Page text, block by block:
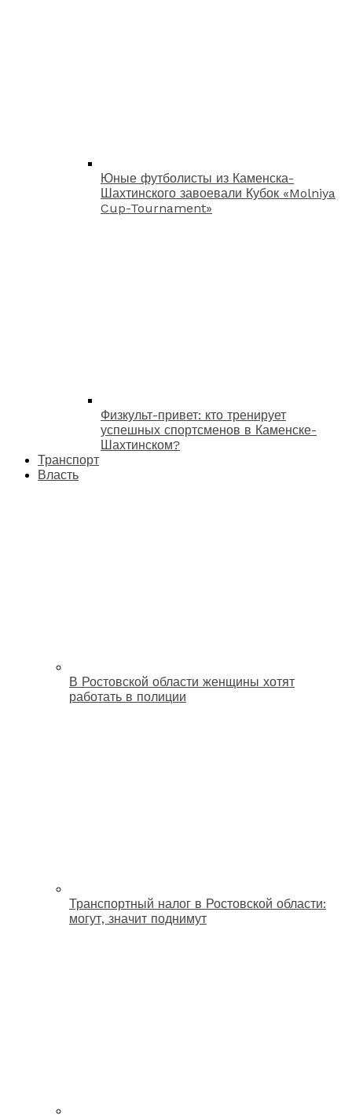
Юные футболисты из Каменска-
Шахтинского завоевали Кубок «Molniya
Cup-Tournament»
Физкульт-привет: кто тренирует
успешных спортсменов в Каменске-
Шахтинском?
Транспорт
Власть
В Ростовской области женщины хотят
работать в полиции
Транспортный налог в Ростовской области:
могут, значит поднимут